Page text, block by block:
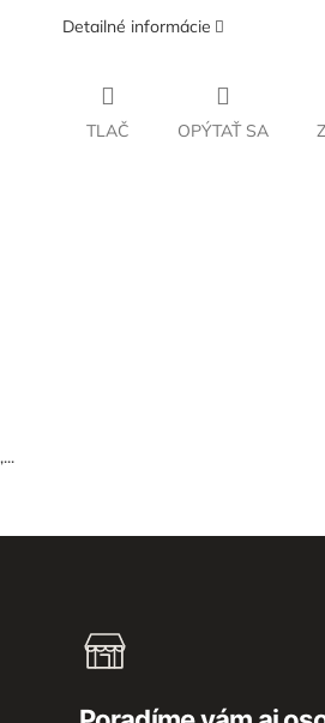
Detailné informácie
TLAČ OPÝTAŤ SA